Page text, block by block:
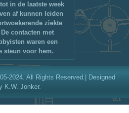
in de laatste week
af kunnen leiden
ziekte
contacten met
waren een
steun voor hem.
2024. All Rights Reserved.| Designed
K.W. Jonker.